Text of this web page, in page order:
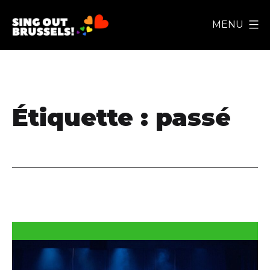
au
MENU
Étiquette : passé